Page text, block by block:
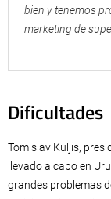
bien y tenemos
marketing de
Dificultades
Tomislav Kuljis,
llevado a cabo en
grandes problemas